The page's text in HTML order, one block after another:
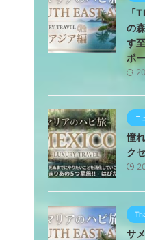
「
の
す
ポ
ニ
憧
ク
サ